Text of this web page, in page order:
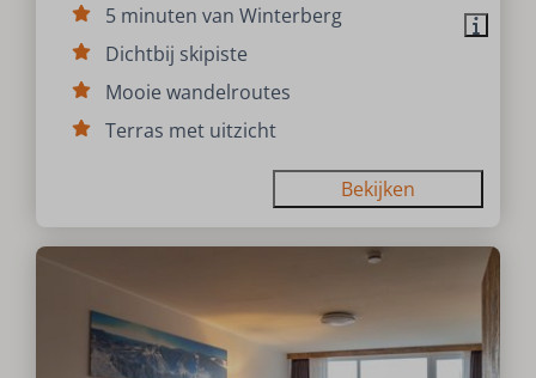
5 minuten van Winterberg
Dichtbij skipiste
Mooie wandelroutes
Terras met uitzicht
Bekijken